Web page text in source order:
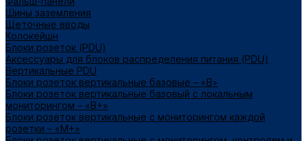
Шины заземления
Щеточные вводы
Колокейшн
Блоки розеток (PDU)
Аксессуары для блоков распределения питания (PDU)
Вертикальные PDU
Блоки розеток вертикальные базовые – «В»
Блоки розеток вертикальные базовый с локальным
мониторингом – «В+»
Блоки розеток вертикальные с мониторингом каждой
розетки – «М+»